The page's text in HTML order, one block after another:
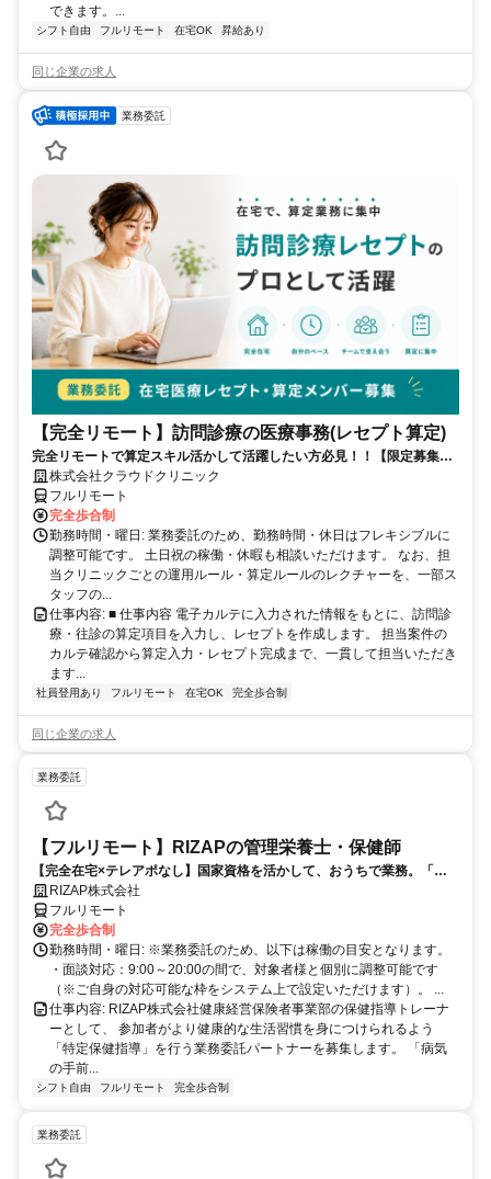
できます。...
シフト自由 フルリモート 在宅OK 昇給あり
同じ企業の求人
業務委託
【完全リモート】訪問診療の医療事務(レセプト算定)
完全リモートで算定スキル活かして活躍したい方必見！！【限定募集】
完全リモート｜在宅医療レセプト算定（成果報酬型／業務委託）
株式会社クラウドクリニック
フルリモート
完全歩合制
勤務時間・曜日: 業務委託のため、勤務時間・休日はフレキシブルに
調整可能です。 土日祝の稼働・休暇も相談いただけます。 なお、担
当クリニックごとの運用ルール・算定ルールのレクチャーを、一部ス
タッフの...
仕事内容: ■ 仕事内容 電子カルテに入力された情報をもとに、訪問診
療・往診の算定項目を入力し、レセプトを作成します。 担当案件の
カルテ確認から算定入力・レセプト完成まで、一貫して担当いただき
ます...
社員登用あり フルリモート 在宅OK 完全歩合制
同じ企業の求人
業務委託
【フルリモート】RIZAPの管理栄養士・保健師
【完全在宅×テレアポなし】国家資格を活かして、おうちで業務。「も
う一つの安心」を。主婦・Wワーカー活躍中！「平日の日中だけ」「夕
方以降の数時間だけ」など、生活リズムに合わせた時間調整が可能で
す。1件ごとの成果報酬型だから、頑張った分だけ手応えのある収入
に。充実のサポート体制で、安心の在宅ワークを始めませんか？
RIZAP株式会社
フルリモート
完全歩合制
勤務時間・曜日: ※業務委託のため、以下は稼働の目安となります。
・面談対応：9:00～20:00の間で、対象者様と個別に調整可能です
（※ご自身の対応可能な枠をシステム上で設定いただけます）。 ...
仕事内容: RIZAP株式会社健康経営保険者事業部の保健指導トレーナ
ーとして、 参加者がより健康的な生活習慣を身につけられるよう
「特定保健指導」を行う業務委託パートナーを募集します。 「病気
の手前...
シフト自由 フルリモート 完全歩合制
業務委託